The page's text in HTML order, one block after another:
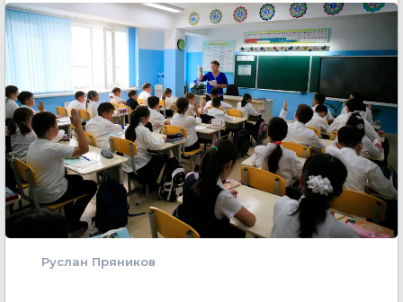
Руслан Пряников